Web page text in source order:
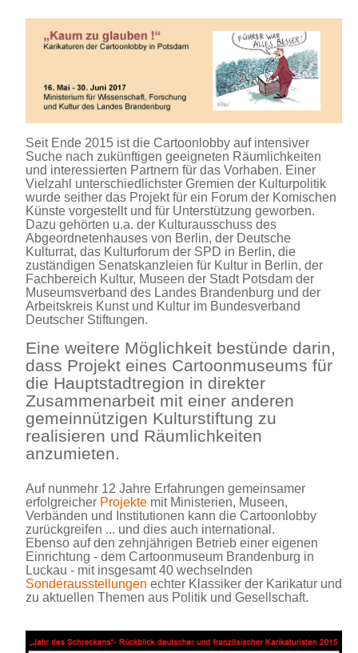
Seit Ende 2015 ist die Cartoonlobby auf intensiver
Suche nach zukünftigen geeigneten Räumlichkeiten
und interessierten Partnern für das Vorhaben. Einer
Vielzahl unterschiedlichster Gremien der Kulturpolitik
wurde seither das Projekt für ein Forum der Komischen
Künste vorgestellt und für Unterstützung geworben.
Dazu gehörten u.a. der Kulturausschuss des
Abgeordnetenhauses von Berlin, der Deutsche
Kulturrat, das Kulturforum der SPD in Berlin, die
zuständigen Senatskanzleien für Kultur in Berlin, der
Fachbereich Kultur, Museen der Stadt Potsdam der
Museumsverband des Landes Brandenburg und der
Arbeitskreis Kunst und Kultur im Bundesverband
Deutscher Stiftungen.
Eine weitere Möglichkeit bestünde darin,
dass Projekt eines Cartoonmuseums für
die Hauptstadtregion in direkter
Zusammenarbeit mit einer anderen
gemeinnützigen Kulturstiftung zu
realisieren und Räumlichkeiten
anzumieten.
Auf nunmehr 12 Jahre Erfahrungen gemeinsamer
erfolgreicher Projekte mit Ministerien, Museen,
Verbänden und Institutionen kann die Cartoonlobby
zurückgreifen ... und dies auch international.
Ebenso auf den zehnjährigen Betrieb einer eigenen
Einrichtung - dem Cartoonmuseum Brandenburg in
Luckau - mit insgesamt 40 wechselnden
Sonderausstellungen echter Klassiker der Karikatur und
zu aktuellen Themen aus Politik und Gesellschaft.